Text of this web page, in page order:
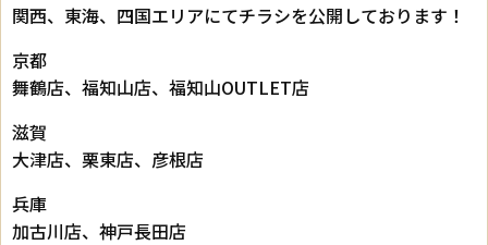
関西、東海、四国エリアにてチラシを公開しております！
京都
舞鶴店、福知山店、福知山OUTLET店
滋賀
大津店、栗東店、彦根店
兵庫
加古川店、神戸長田店